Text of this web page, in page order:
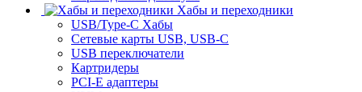
Хабы и переходники
USB/Type-C Хабы
Сетевые карты USB, USB-C
USB переключатели
Картридеры
PCI-E адаптеры